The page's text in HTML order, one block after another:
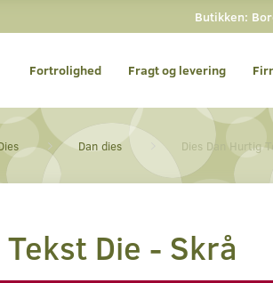
Butikken:
Fortrolighed Fragt og levering
Dan dies Dies Dan Hurtig
Die - Skrå